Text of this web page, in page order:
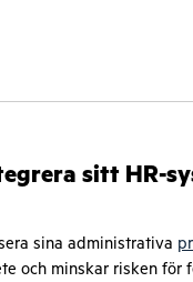
sitt HR-
sina administrativa
och minskar risken